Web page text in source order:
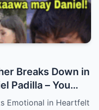
Breaks Down in
Padilla – You
Emotional in Heartfelt